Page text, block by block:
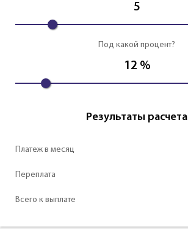
5
Под какой процент?
12 %
Результаты расчета
Платеж в месяц
Переплата
Всего к выплате